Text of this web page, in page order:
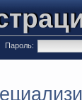
Пароль: